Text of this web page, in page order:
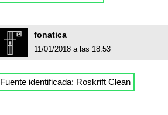
fonatica
11/01/2018 a las 18:53
Fuente identificada: Roskrift Clean